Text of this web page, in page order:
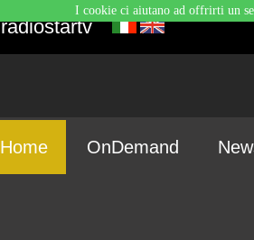
radiostartv
Home OnDemand
I cookie ci aiutano ad offrirti un